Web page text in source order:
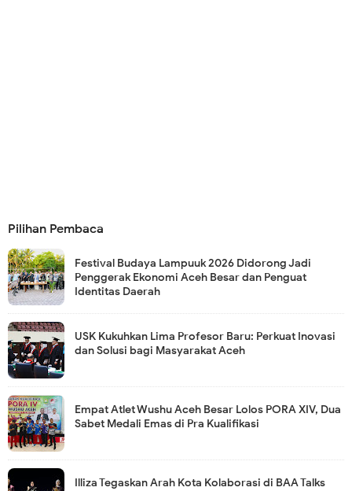
Pilihan Pembaca
Festival Budaya Lampuuk 2026 Didorong Jadi
Penggerak Ekonomi Aceh Besar dan Penguat
Identitas Daerah
USK Kukuhkan Lima Profesor Baru: Perkuat Inovasi
dan Solusi bagi Masyarakat Aceh
Empat Atlet Wushu Aceh Besar Lolos PORA XIV, Dua
Sabet Medali Emas di Pra Kualifikasi
Illiza Tegaskan Arah Kota Kolaborasi di BAA Talks